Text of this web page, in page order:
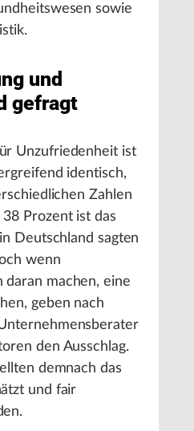
sowie
und
gefragt
Unzufriedenheit ist
identisch,
Zahlen
Prozent ist das
Deutschland sagten
wenn
machen, eine
geben nach
den Ausschlag.
demnach das
und fair